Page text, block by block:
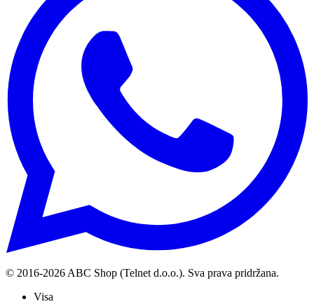
© 2016-2026 ABC Shop (Telnet d.o.o.). Sva prava pridržana.
Visa